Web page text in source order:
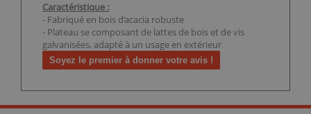
Caractéristique :
- Fabriqué en bois d’acacia robuste
- Plateau se composant de lattes de bois et de vis
galvanisées, adapté à un usage en extérieur
Soyez le premier à donner votre avis !